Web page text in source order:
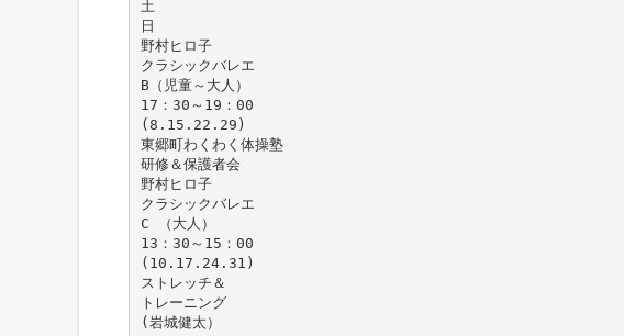
土
日
野村ヒロ子
クラシックバレエ
B（児童～大人）
17：30～19：00
(8.15.22.29)
東郷町わくわく体操塾
研修＆保護者会
野村ヒロ子
クラシックバレエ
C （大人）
13：30～15：00
(10.17.24.31)
ストレッチ＆
トレーニング
(岩城健太）